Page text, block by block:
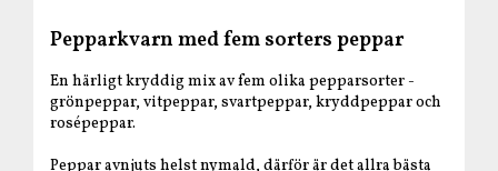
Lägg till i favoritlistan
Pepparkvarn med fem sorters peppar
En härligt kryddig mix av fem olika pepparsorter -
grönpeppar, vitpeppar, svartpeppar, kryddpeppar och
rosépeppar.
Peppar avnjuts helst nymald, därför är det allra bästa